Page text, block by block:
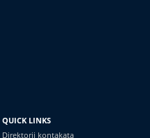
QUICK LINKS
Direktorij kontakata